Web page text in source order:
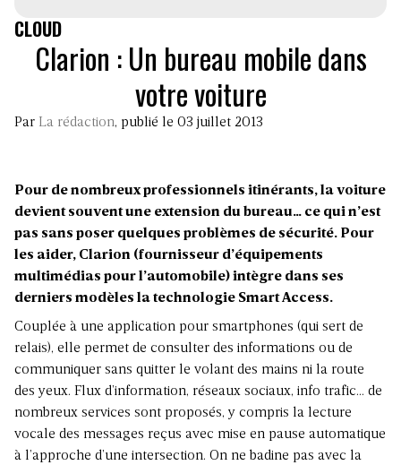
CLOUD
Clarion : Un bureau mobile dans
votre voiture
Par La rédaction, publié le 03 juillet 2013
Pour de nombreux professionnels itinérants, la voiture
devient souvent une extension du bureau… ce qui n’est
pas sans poser quelques problèmes de sécurité. Pour
les aider, Clarion (fournisseur d’équipements
multimédias pour l’automobile) intègre dans ses
derniers modèles la technologie Smart Access.
Couplée à une application pour smartphones (qui sert de
relais), elle permet de consulter des informations ou de
communiquer sans quitter le volant des mains ni la route
des yeux. Flux d’information, réseaux sociaux, info trafic… de
nombreux services sont proposés, y compris la lecture
vocale des messages reçus avec mise en pause automatique
à l’approche d’une intersection. On ne badine pas avec la